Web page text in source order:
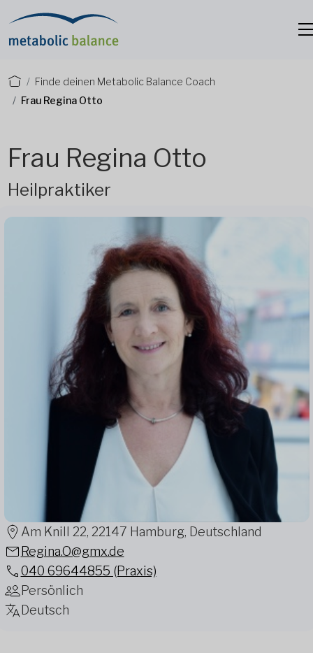
Finde deinen Metabolic Balance Coach
Frau Regina Otto
Frau Regina Otto
Heilpraktiker
Am Knill 22, 22147 Hamburg, Deutschland
Regina.O@gmx.de
040 69644855 (Praxis)
Persönlich
Deutsch